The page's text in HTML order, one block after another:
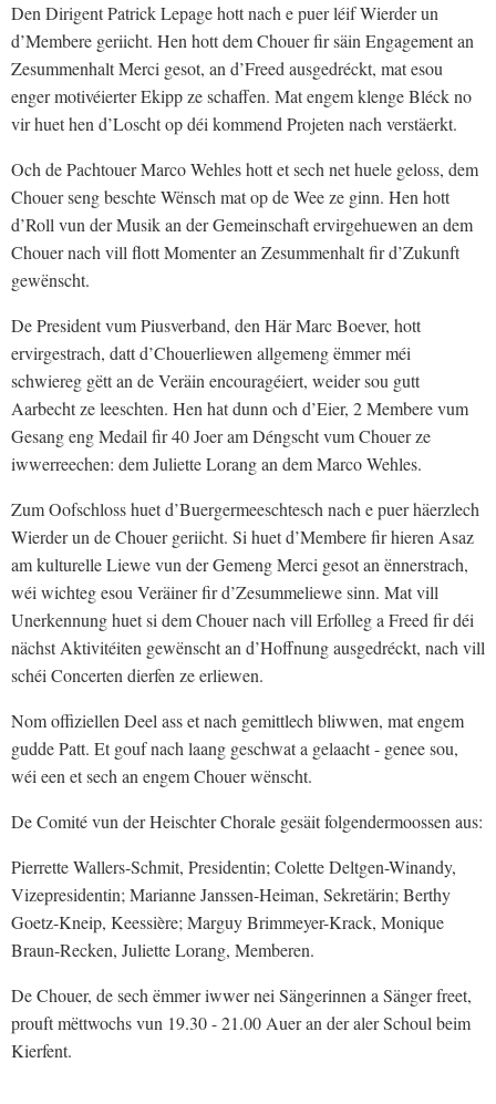
Den Dirigent Patrick Lepage hott nach e puer léif Wierder un
d’Membere geriicht. Hen hott dem Chouer fir säin Engagement an
Zesummenhalt Merci gesot, an d’Freed ausgedréckt, mat esou
enger motivéierter Ekipp ze schaffen. Mat engem klenge Bléck no
vir huet hen d’Loscht op déi kommend Projeten nach verstäerkt.
Och de Pachtouer Marco Wehles hott et sech net huele geloss, dem
Chouer seng beschte Wënsch mat op de Wee ze ginn. Hen hott
d’Roll vun der Musik an der Gemeinschaft ervirgehuewen an dem
Chouer nach vill flott Momenter an Zesummenhalt fir d’Zukunft
gewënscht.
De President vum Piusverband, den Här Marc Boever, hott
ervirgestrach, datt d’Chouerliewen allgemeng ëmmer méi
schwiereg gëtt an de Veräin encouragéiert, weider sou gutt
Aarbecht ze leeschten. Hen hat dunn och d’Eier, 2 Membere vum
Gesang eng Medail fir 40 Joer am Déngscht vum Chouer ze
iwwerreechen: dem Juliette Lorang an dem Marco Wehles.
Zum Oofschloss huet d’Buergermeeschtesch nach e puer häerzlech
Wierder un de Chouer geriicht. Si huet d’Membere fir hieren Asaz
am kulturelle Liewe vun der Gemeng Merci gesot an ënnerstrach,
wéi wichteg esou Veräiner fir d’Zesummeliewe sinn. Mat vill
Unerkennung huet si dem Chouer nach vill Erfolleg a Freed fir déi
nächst Aktivitéiten gewënscht an d’Hoffnung ausgedréckt, nach vill
schéi Concerten dierfen ze erliewen.
Nom offiziellen Deel ass et nach gemittlech bliwwen, mat engem
gudde Patt. Et gouf nach laang geschwat a gelaacht - genee sou,
wéi een et sech an engem Chouer wënscht.
De Comité vun der Heischter Chorale gesäit folgendermoossen aus:
Pierrette Wallers-Schmit, Presidentin; Colette Deltgen-Winandy,
Vizepresidentin; Marianne Janssen-Heiman, Sekretärin; Berthy
Goetz-Kneip, Keessière; Marguy Brimmeyer-Krack, Monique
Braun-Recken, Juliette Lorang, Memberen.
De Chouer, de sech ëmmer iwwer nei Sängerinnen a Sänger freet,
prouft mëttwochs vun 19.30 - 21.00 Auer an der aler Schoul beim
Kierfent.